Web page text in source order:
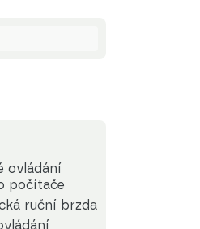
ovládání
počítače
ruční brzda